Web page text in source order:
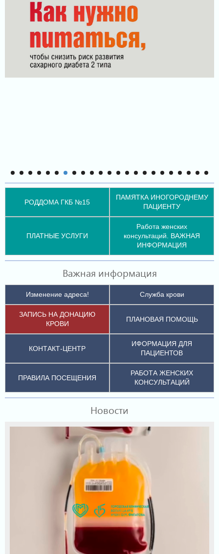
РОДДОМА ГКБ №15
ПАМЯТКА ИНОГОРОДНЕМУ
ПАЦИЕНТУ
ПЛАТНЫЕ УСЛУГИ
Работа женских
консультаций. ВАЖНАЯ
ИНФОРМАЦИЯ
Важная информация
Изменение адреса! Служба крови
ЗАПИСЬ НА ДОНАЦИЮ
КРОВИ
ПЛАНОВАЯ ПОМОЩЬ
КОНТАКТ-ЦЕНТР
ИФОРМАЦИЯ ДЛЯ
ПАЦИЕНТОВ
ПРАВИЛА ПОСЕЩЕНИЯ
РАБОТА ЖЕНСКИХ
КОНСУЛЬТАЦИЙ
Новости